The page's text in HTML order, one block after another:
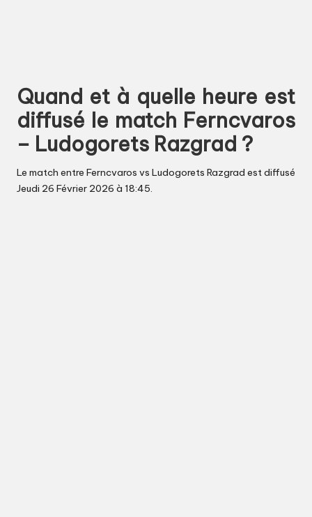
Quand et à quelle heure est
diffusé le match Ferncvaros
– Ludogorets Razgrad ?
Le match entre Ferncvaros vs Ludogorets Razgrad est diffusé
Jeudi 26 Février 2026 à 18:45.